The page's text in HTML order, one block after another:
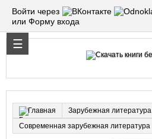
Войти через
или Форму входа
Главная
Зарубежная литература
Современная зарубежная литература